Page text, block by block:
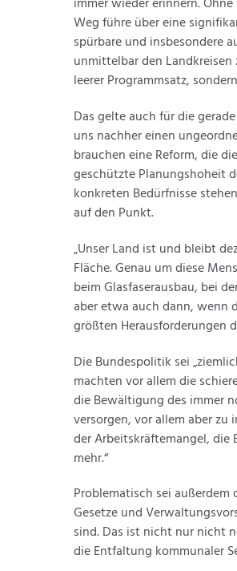
immer wieder erinnern.
Weg führe über eine
spürbare und insbesondere
unmittelbar den
leerer Programmsatz,
Das gelte auch für die
uns nachher einen
brauchen eine Reform, die
geschützte Planungshoheit
konkreten Bedürfnisse
auf den Punkt.
„Unser Land ist und bleibt
Fläche. Genau um diese
beim Glasfaserausbau, bei
aber etwa auch dann, wenn
größten Herausforderungen
Die Bundespolitik sei
machten vor allem die
die Bewältigung des immer
versorgen, vor allem aber
der Arbeitskräftemangel, die
mehr.“
Problematisch sei
Gesetze und
sind. Das ist nicht nur nicht
die Entfaltung kommunaler